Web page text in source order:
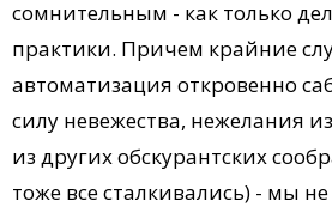
сомнительным - как только
практики. Причем крайние
автоматизация откровенно
силу невежества, нежелания
из других обскурантских
тоже все сталкивались) - мы